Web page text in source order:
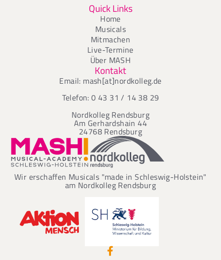
Wir erschaffen Musicals "made in Schleswig-Holstein"
am Nordkolleg Rendsburg
Quick Links
Home
Musicals
Mitmachen
Live-Termine
Über MASH
Kontakt
Email: mash[at]nordkolleg.de
Telefon: 0 43 31 / 14 38 29
Nordkolleg Rendsburg
Am Gerhardshain 44
24768 Rendsburg